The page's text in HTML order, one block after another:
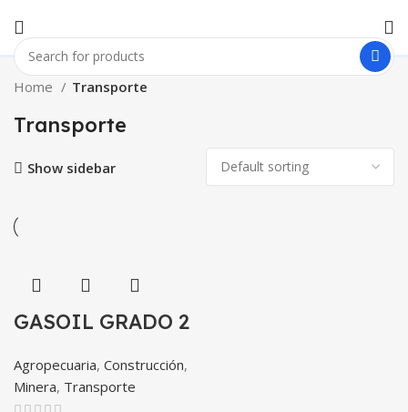
Home Transporte
Transporte
Show sidebar
GASOIL GRADO 2
Agropecuaria, Construcción,
Minera, Transporte